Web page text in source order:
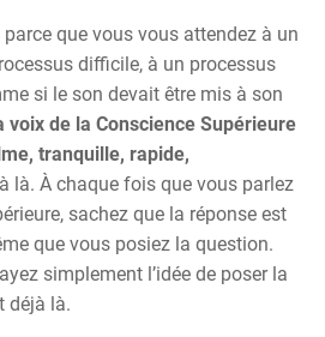
parce que vous vous attendez à un
difficile, à un processus
si le son devait être mis à son
voix de la Conscience Supérieure
tranquille, rapide,
là. À chaque fois que vous parlez
sachez que la réponse est
que vous posiez la question.
simplement l’idée de poser la
déjà là.